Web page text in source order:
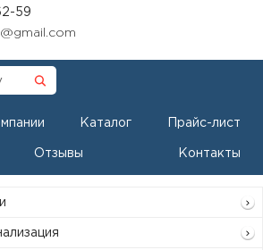
59
Каталог Прайс-лист
Отзывы Контакты